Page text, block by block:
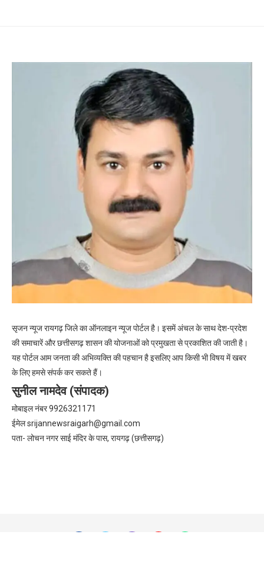
सृजन न्यूज रायगढ़ जिले का ऑनलाइन न्यूज पोर्टल है। इसमें अंचल के साथ देश-प्रदेश
की समाचारें और छत्तीसगढ़ शासन की योजनाओं को प्रमुखता से प्रकाशित की जाती है।
यह पोर्टल आम जनता की अभिव्यक्ति की पहचान है इसलिए आप किसी भी विषय में खबर
के लिए हमसे संपर्क कर सकते हैं।
सुनील नामदेव (संपादक)
मोबाइल नंबर 9926321171
ईमेलsrijannewsraigarh@gmail.com
पता- लोचन नगर साई मंदिर के पास, रायगढ़ (छत्तीसगढ़)